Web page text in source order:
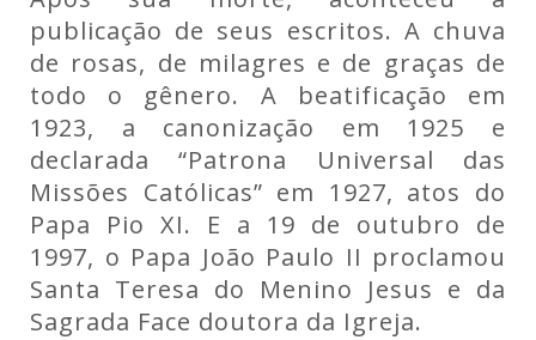
publicação de seus escritos. A chuva
de rosas, de milagres e de graças de
todo o gênero. A beatificação em
1923, a canonização em 1925 e
declarada “Patrona Universal das
Missões Católicas” em 1927, atos do
Papa Pio XI. E a 19 de outubro de
1997, o Papa João Paulo II proclamou
Santa Teresa do Menino Jesus e da
Sagrada Face doutora da Igreja.